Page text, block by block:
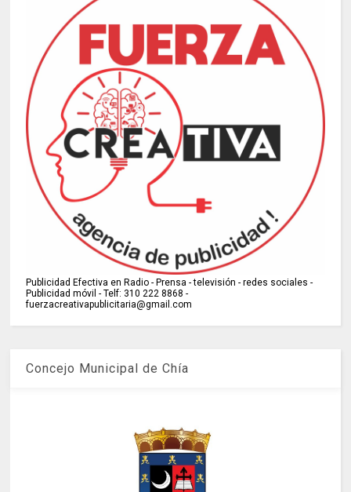
Publicidad Efectiva en Radio - Prensa - televisión - redes sociales -
Publicidad móvil - Telf: 310 222 8868 -
fuerzacreativapublicitaria@gmail.com
Concejo Municipal de Chía